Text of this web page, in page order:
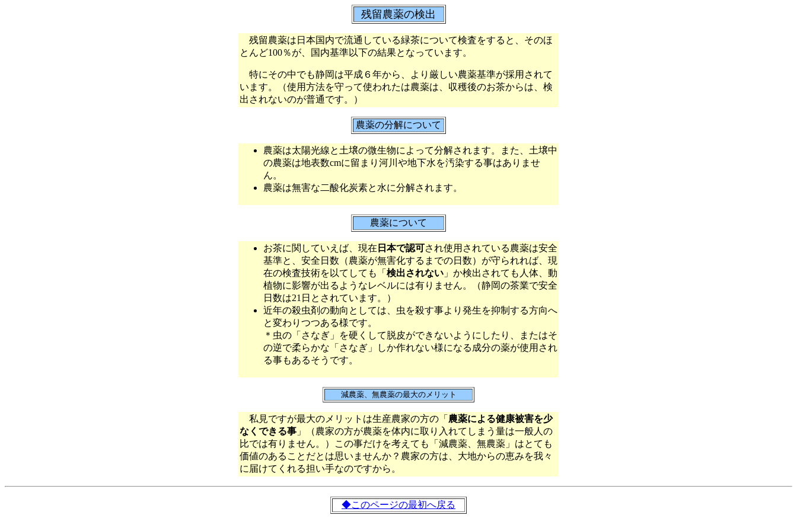
残留農薬の検出
残留農薬は日本国内で流通している緑茶について検査をすると、そのほ
とんど100％が、国内基準以下の結果となっています。
特にその中でも静岡は平成６年から、より厳しい農薬基準が採用されて
います。（使用方法を守って使われたは農薬は、収穫後のお茶からは、検
出されないのが普通です。）
農薬の分解について
農薬は太陽光線と土壌の微生物によって分解されます。また、土壌中
の農薬は地表数cmに留まり河川や地下水を汚染する事はありませ
ん。
農薬は無害な二酸化炭素と水に分解されます。
農薬について
お茶に関していえば、現在 日本で認可され使用されている農薬は安全
基準と、安全日数（農薬が無害化するまでの日数）が守られれば、現
在の検査技術を以てしても「 検出されない 」か検出されても人体、動
植物に影響が出るようなレベルには有りません。（静岡の茶業で安全
日数は21日とされています。）
近年の殺虫剤の動向としては、虫を殺す事より発生を抑制する方向へ
と変わりつつある様です。
＊虫の「さなぎ」を硬くして脱皮ができないようにしたり、またはそ
の逆で柔らかな「さなぎ」しか作れない様になる成分の薬が使用され
る事もあるそうです。
減農薬、無農薬の最大のメリット
私見ですが最大のメリットは生産農家の方の「 農薬による健康被害を少
なくできる事 」（農家の方が農薬を体内に取り入れてしまう量は一般人の
比では有りません。）この事だけを考えても「減農薬、無農薬」はとても
価値のあることだとは思いませんか？農家の方は、大地からの恵みを我々
に届けてくれる担い手なのですから。
◆このページの最初へ戻る